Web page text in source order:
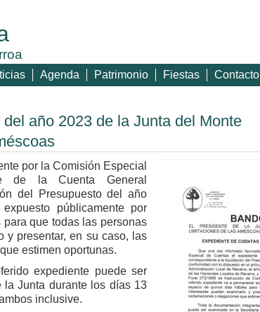
Agenda Patrimonio Fiestas Contacto
año 2023 de la Junta del Monte
por la Comisión Especial
de la Cuenta General
del Presupuesto del año
públicamente por
que todas las personas
y presentar, en su caso, las
estimen oportunas.
expediente puede ser
Junta durante los días 13
inclusive.